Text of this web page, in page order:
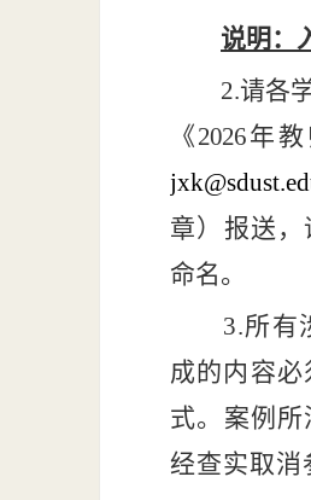
说明：
2.请各
《2026年
jxk@sdust.
章）报送
命名。
3.所有
成的内容必
式。案例所
经查实取消